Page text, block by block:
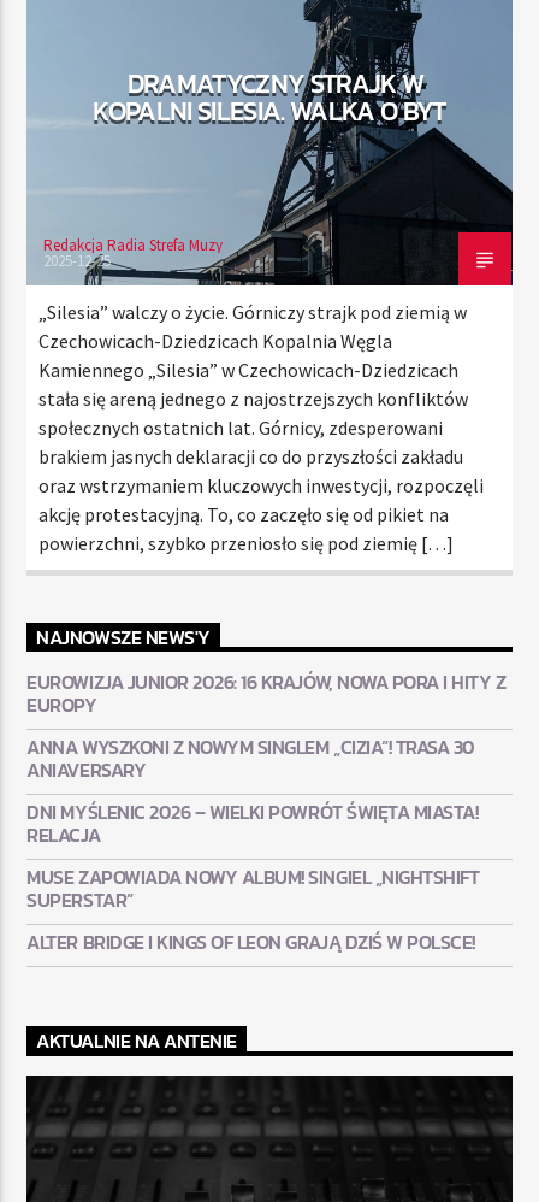
RADIO STREFA MUZY
DRAMATYCZNY STRAJK W
KOPALNI SILESIA. WALKA O BYT
Redakcja Radia Strefa Muzy
2025-12-25
„Silesia” walczy o życie. Górniczy strajk pod ziemią w
Czechowicach-Dziedzicach Kopalnia Węgla
Kamiennego „Silesia” w Czechowicach-Dziedzicach
stała się areną jednego z najostrzejszych konfliktów
społecznych ostatnich lat. Górnicy, zdesperowani
brakiem jasnych deklaracji co do przyszłości zakładu
oraz wstrzymaniem kluczowych inwestycji, rozpoczęli
akcję protestacyjną. To, co zaczęło się od pikiet na
powierzchni, szybko przeniosło się pod ziemię […]
NAJNOWSZE NEWS'Y
EUROWIZJA JUNIOR 2026: 16 KRAJÓW, NOWA PORA I HITY Z
EUROPY
ANNA WYSZKONI Z NOWYM SINGLEM „CIZIA”! TRASA 30
ANIAVERSARY
DNI MYŚLENIC 2026 – WIELKI POWRÓT ŚWIĘTA MIASTA!
RELACJA
MUSE ZAPOWIADA NOWY ALBUM! SINGIEL „NIGHTSHIFT
SUPERSTAR”
ALTER BRIDGE I KINGS OF LEON GRAJĄ DZIŚ W POLSCE!
AKTUALNIE NA ANTENIE